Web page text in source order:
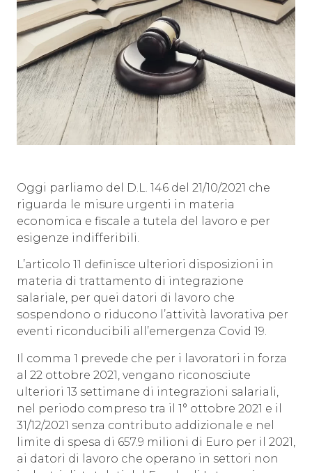
Oggi parliamo del D.L. 146 del 21/10/2021 che
riguarda le misure urgenti in materia
economica e fiscale a tutela del lavoro e per
esigenze indifferibili.
L’articolo 11 definisce ulteriori disposizioni in
materia di trattamento di integrazione
salariale, per quei datori di lavoro che
sospendono o riducono l’attività lavorativa per
eventi riconducibili all’emergenza Covid 19.
Il comma 1 prevede che per i lavoratori in forza
al 22 ottobre 2021, vengano riconosciute
ulteriori 13 settimane di integrazioni salariali,
nel periodo compreso tra il 1° ottobre 2021 e il
31/12/2021 senza contributo addizionale e nel
limite di spesa di 657.9 milioni di Euro per il 2021,
ai datori di lavoro che operano in settori non